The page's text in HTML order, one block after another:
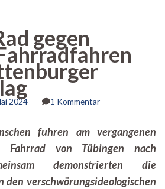
gegen
2024 1 Kommentarzu
Rad
gegen
Rechts
–
Fahrradfahren
fuhren am vergangenen
Fahrrad von Tübingen nach
demonstrierten die
den verschwörungsideologischen